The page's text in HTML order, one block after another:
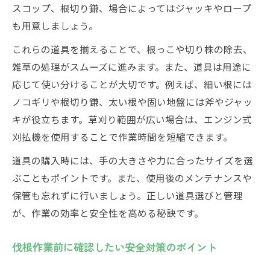
スコップ、根切り鎌、場合によってはジャッキやロープ
も用意しましょう。
これらの道具を揃えることで、根っこや切り株の除去、
雑草の処理がスムーズに進みます。また、道具は用途に
応じて使い分けることが大切です。例えば、細い根には
ノコギリや根切り鎌、太い根や固い地盤には斧やジャッ
キが役立ちます。草刈り範囲が広い場合は、エンジン式
刈払機を使用することで作業時間を短縮できます。
道具の購入時には、手の大きさや力に合ったサイズを選
ぶこともポイントです。また、使用後のメンテナンスや
保管も忘れずに行いましょう。正しい道具選びと管理
が、作業の効率と安全性を高める秘訣です。
伐根作業前に確認したい安全対策のポイント